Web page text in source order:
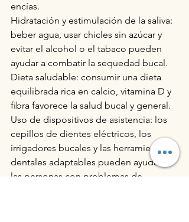
encías.
Hidratación y estimulación de la saliva:
beber agua, usar chicles sin azúcar y
evitar el alcohol o el tabaco pueden
ayudar a combatir la sequedad bucal.
Dieta saludable: consumir una dieta
equilibrada rica en calcio, vitamina D y
fibra favorece la salud bucal y general.
Uso de dispositivos de asistencia: los
cepillos de dientes eléctricos, los
irrigadores bucales y las herramientas
dentales adaptables pueden ayudar a
las personas con problemas de